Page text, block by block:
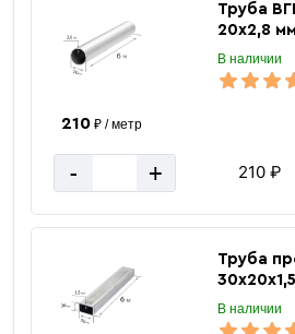
Труба
20х2,8 мм
В наличии
210₽ / метр
- + 210 ₽
Труба
В наличии